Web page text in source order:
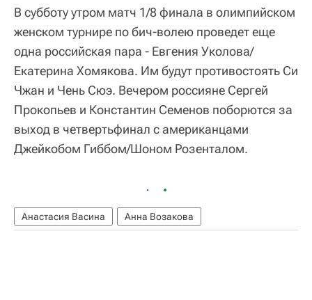
В субботу утром матч 1/8 финала в олимпийском
женском турнире по бич-волею проведет еще
одна российская пара - Евгения Уколова/
Екатерина Хомякова. Им будут противостоять Си
Чжан и Чень Сюэ. Вечером россияне Сергей
Прокопьев и Константин Семенов поборются за
выход в четвертьфинал с американцами
Джейкобом Гиббом/Шоном Розенталом.
Анастасия Васина Анна Возакова